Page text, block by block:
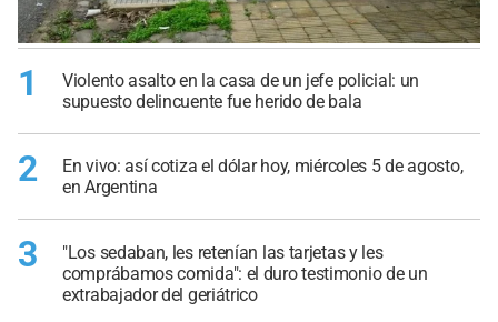
1
Violento asalto en la casa de un jefe policial: un
supuesto delincuente fue herido de bala
2
En vivo: así cotiza el dólar hoy, miércoles 5 de agosto,
en Argentina
3
"Los sedaban, les retenían las tarjetas y les
comprábamos comida": el duro testimonio de un
extrabajador del geriátrico